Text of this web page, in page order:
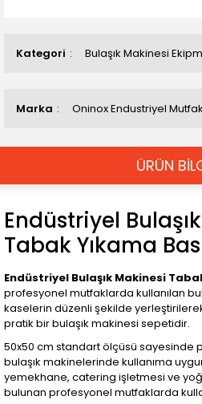
Kategori Bulaşık Makinesi
Marka Oninox Endustriyel Mutfak
ÜRÜN
Endüstriyel
Tabak Yıkama
Endüstriyel Bulaşık Makinesi
profesyonel mutfaklarda kullanılan
kaselerin düzenli şekilde
pratik bir bulaşık makinesi sepetidir.
50x50 cm standart ölçüsü sayesinde
bulaşık makinelerinde kullanıma
yemekhane, catering işletmesi ve
bulunan profesyonel mutfaklarda